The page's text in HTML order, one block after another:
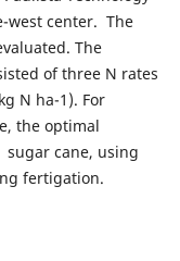
west center. The
The
of three N rates
N ha-1). For
the optimal
sugar cane, using
fertigation.